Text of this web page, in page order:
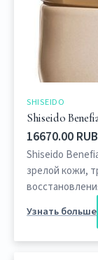
SHISEIDO
Shiseido
16670.00 RUB
Shiseido
зрелой кожи,
Узнать больше